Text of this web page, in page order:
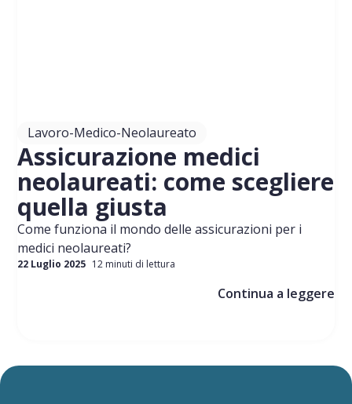
Lavoro-Medico-Neolaureato
Assicurazione medici
neolaureati: come scegliere
quella giusta
Come funziona il mondo delle assicurazioni per i
medici neolaureati?
22 Luglio 2025 12 minuti di lettura
Continua a leggere